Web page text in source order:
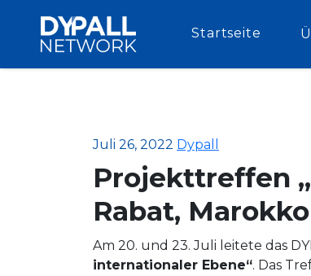
Startseite
Juli 26, 2022 Dypall
Projekttreffen
Rabat, Marokko
Am 20. und 23. Juli leitete das
internationaler Ebene“. Das